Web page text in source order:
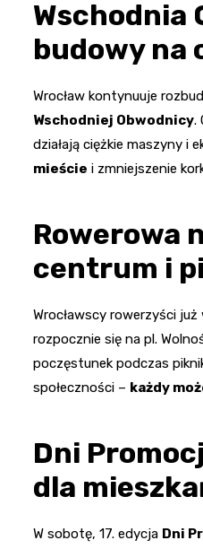
Wschodnia
budowy na
Wrocław kontynuuje
Wschodniej Obwodnicy.
działają ciężkie maszyny i
mieście i zmniejszenie
Rowerowa
centrum i
Wrocławscy rowerzyści
rozpocznie się na pl.
poczęstunek podczas
społeczności – każdy
Dni
dla
W sobotę, 17. edycja Dni